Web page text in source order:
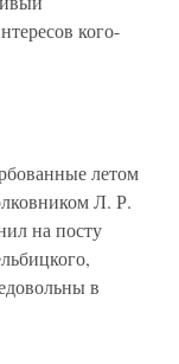
кого-
летом
Л. Р.
на посту
в